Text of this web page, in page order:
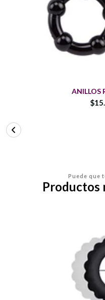
ANILLOS
Puede que
Productos